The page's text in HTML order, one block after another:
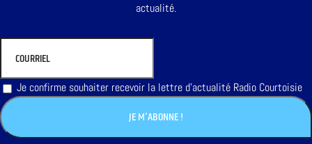
actualité.
Je confirme souhaiter recevoir la lettre d'actualité Radio Courtoisie